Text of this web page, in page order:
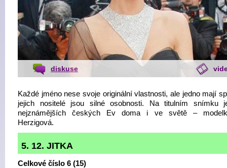
diskuse
Každé jméno nese svoje originální vlastnosti, ale jedno mají
jejich nositelé jsou silné osobnosti. Na titulním snímku
nejznámějších českých Ev doma i ve světě –
Herzigová.
5. 12. JITKA
Celkové číslo 6 (15)